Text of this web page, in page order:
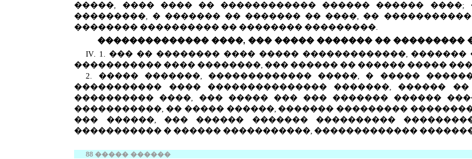
�����, ���� ���� �� ������������ ������ ������
���������, � ������� �� ������� �� ����, ��
�������� ���������� �� �������� ���������.
�������������� ����, ��� ����� ������� �� ���������
IV. 1. ��� �� �������� ���� ����� �������������,
����������� ���� ��������, ��� ������ �� ������ �����
2. ����� �������, ������������� �����, � �����
����������� ���� ��������������� �������, ������
���������� ����, ��� ����� ��� ��� ������� ������
�����������, �� ����� ������, ������� ���������
��� ������, ��� ������ ������� ����������
����������� � ������ �����������, �������������
88 ����� ������